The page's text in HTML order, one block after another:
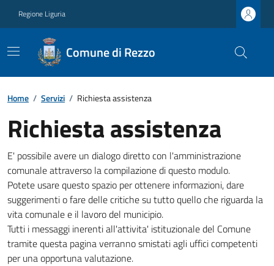
Regione Liguria
Comune di Rezzo
Home / Servizi / Richiesta assistenza
Richiesta assistenza
E' possibile avere un dialogo diretto con l'amministrazione
comunale attraverso la compilazione di questo modulo.
Potete usare questo spazio per ottenere informazioni, dare
suggerimenti o fare delle critiche su tutto quello che riguarda la
vita comunale e il lavoro del municipio.
Tutti i messaggi inerenti all'attivita' istituzionale del Comune
tramite questa pagina verranno smistati agli uffici competenti
per una opportuna valutazione.